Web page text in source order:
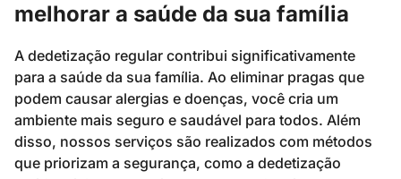
melhorar a saúde da sua família
A dedetização regular contribui significativamente
para a saúde da sua família. Ao eliminar pragas que
podem causar alergias e doenças, você cria um
ambiente mais seguro e saudável para todos. Além
disso, nossos serviços são realizados com métodos
que priorizam a segurança, como a dedetização